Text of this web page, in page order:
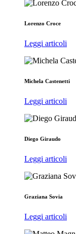
Lorenzo Croce
Leggi articoli
Michela Castenetti
Leggi articoli
Diego Giraudo
Leggi articoli
Graziana Sovia
Leggi articoli